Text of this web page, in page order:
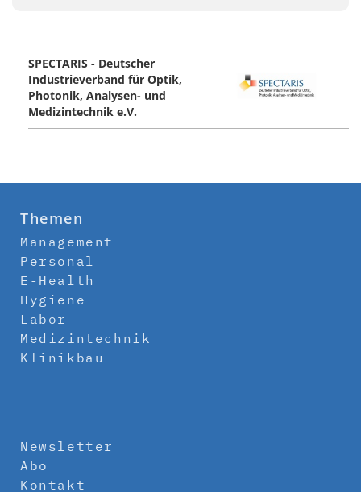
SPECTARIS - Deutscher
Industrieverband für Optik,
Photonik, Analysen- und
Medizintechnik e.V.
Themen
Management
Personal
E-Health
Hygiene
Labor
Medizintechnik
Klinikbau
Newsletter
Abo
Kontakt